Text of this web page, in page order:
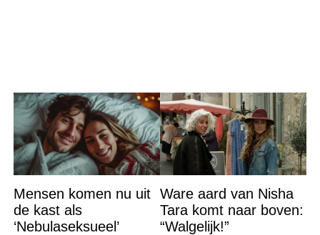
Mensen komen nu uit
de kast als
‘Nebulaseksueel’
Ware aard van Nisha
Tara komt naar boven:
“Walgelijk!”